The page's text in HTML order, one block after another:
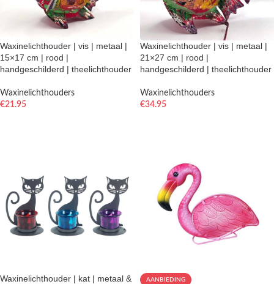
Waxinelichthouder | vis | metaal |
15×17 cm | rood |
handgeschilderd | theelichthouder
Waxinelichthouders
€21.95
Waxinelichthouder | vis | metaal |
21×27 cm | rood |
handgeschilderd | theelichthouder
Waxinelichthouders
€34.95
Waxinelichthouder | kat | metaal &
AANBIEDING